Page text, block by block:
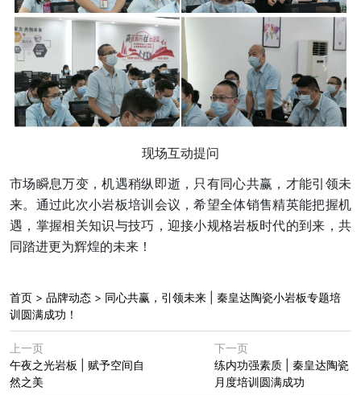
现场互动提问
市场瞬息万变，机遇稍纵即逝，只有同心共赢，才能引领未
来。通过此次小岩板培训会议，希望全体销售精英能把握机
遇，掌握相关知识与技巧，迎接小规格岩板时代的到来，共
同踏进更为辉煌的未来！
首页 > 品牌动态 > 同心共赢，引领未来 | 秦皇达陶瓷小岩板专题培
训圆满成功！
上一页
午夜之光岩板 | 赋予空间自
然之美
下一页
练内功强素质 | 秦皇达陶瓷
月度培训圆满成功